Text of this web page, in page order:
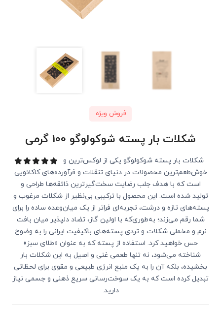
فروش ویژه
شکلات بار پسته شوکولوگو 100 گرمی
شکلات بار پسته شوکولوگو یکی از لوکس‌ترین و
خوش‌طعم‌ترین محصولات در دنیای تنقلات و فرآورده‌های کاکائویی
است که با هدف جلب رضایت سخت‌گیرترین ذائقه‌ها طراحی و
تولید شده است. این محصول با ترکیبی بی‌نظیر از شکلات مرغوب و
پسته‌های تازه و درشت، تجربه‌ای فراتر از یک میان‌وعده ساده را برای
شما رقم می‌زند؛ به‌طوری‌که با اولین گاز، تضاد دلپذیر میان بافت
نرم و مخملی شکلات و تردی پسته‌های باکیفیت ایرانی را به وضوح
حس خواهید کرد. استفاده از پسته که به عنوان «طلای سبز»
شناخته می‌شود، نه تنها طعمی غنی و اصیل به این شکلات بار
بخشیده، بلکه آن را به یک منبع انرژی طبیعی و مقوی برای لحظاتی
تبدیل کرده است که به یک سوخت‌رسانی سریع ذهنی و جسمی نیاز
دارید.